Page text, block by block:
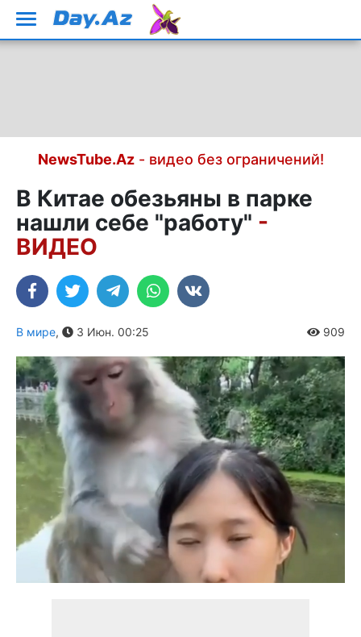
NewsTube.Az- видео без ограничений!
В Китае обезьяны в парке
нашли себе "работу" -
ВИДЕО
В мире, 3 Июн. 00:25 909